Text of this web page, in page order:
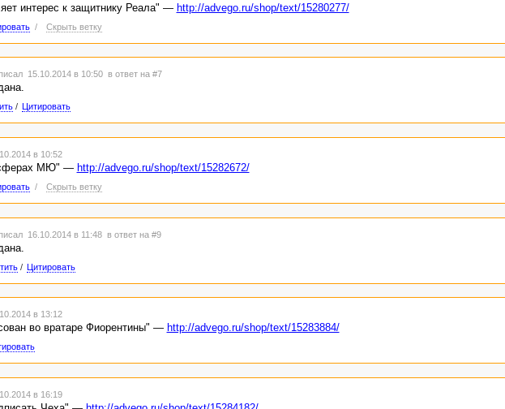
интерес к защитнику Реала" — http://advego.ru/shop/text/15280277/
/ Скрыть ветку
15.10.2014 в 10:50 в ответ на #7
/ Цитировать
в 10:52
МЮ" — http://advego.ru/shop/text/15282672/
/ Скрыть ветку
16.10.2014 в 11:48 в ответ на #9
/ Цитировать
в 13:12
во вратаре Фиорентины" — http://advego.ru/shop/text/15283884/
в 16:19